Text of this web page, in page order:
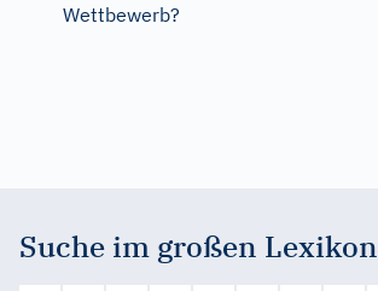
Wettbewerb?
Suche im großen Lexikon